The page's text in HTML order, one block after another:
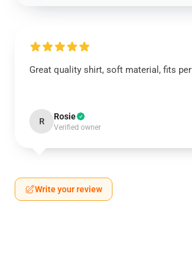
Great quality shirt, soft material, fits
R Rosie
Verified owner
Write your review